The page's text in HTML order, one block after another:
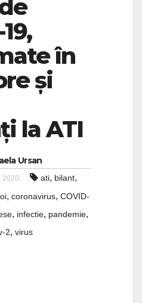
în
și
la ATI
Ursan
2020 ati, bilant,
, coronavirus, COVID-
, infectie, pandemie,
2, virus